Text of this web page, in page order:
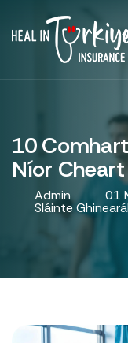
10
Níor
Admin 01
Sláinte